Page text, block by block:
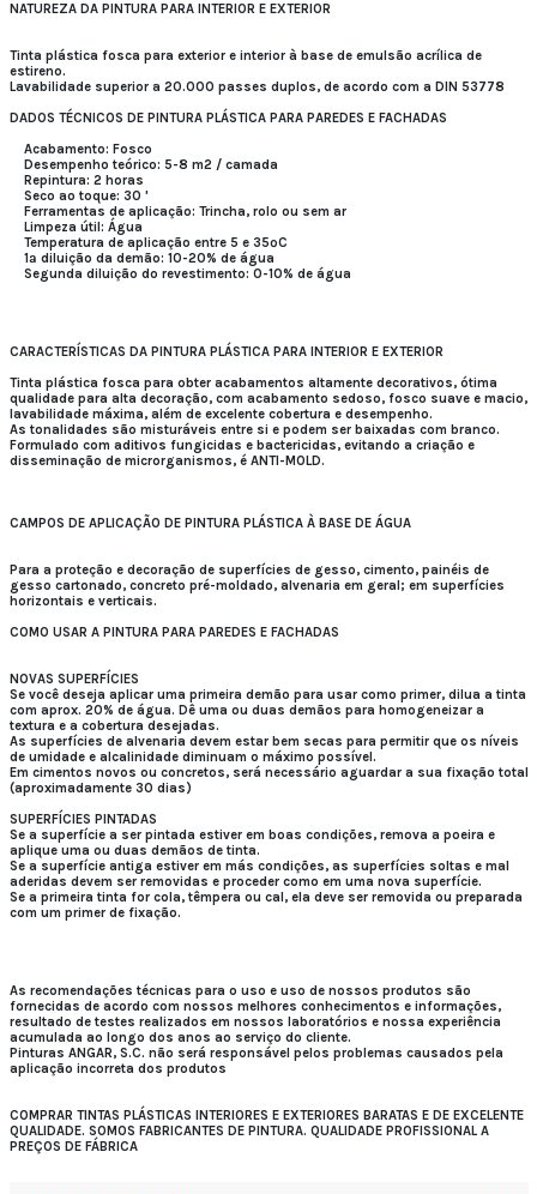
NATUREZA DA PINTURA PARA INTERIOR E EXTERIOR
Tinta plástica fosca para exterior e interior à base de emulsão acrílica de
estireno.
Lavabilidade superior a 20.000 passes duplos, de acordo com a DIN 53778
DADOS TÉCNICOS DE PINTURA PLÁSTICA PARA PAREDES E FACHADAS
Acabamento: Fosco
Desempenho teórico: 5-8 m2 / camada
Repintura: 2 horas
Seco ao toque: 30 '
Ferramentas de aplicação: Trincha, rolo ou sem ar
Limpeza útil: Água
Temperatura de aplicação entre 5 e 35ºC
1ª diluição da demão: 10-20% de água
Segunda diluição do revestimento: 0-10% de água
CARACTERÍSTICAS DA PINTURA PLÁSTICA PARA INTERIOR E EXTERIOR
Tinta plástica fosca para obter acabamentos altamente decorativos, ótima
qualidade para alta decoração, com acabamento sedoso, fosco suave e macio,
lavabilidade máxima, além de excelente cobertura e desempenho.
As tonalidades são misturáveis ​​entre si e podem ser baixadas com branco.
Formulado com aditivos fungicidas e bactericidas, evitando a criação e
disseminação de microrganismos, é ANTI-MOLD.
CAMPOS DE APLICAÇÃO DE PINTURA PLÁSTICA À BASE DE ÁGUA
Para a proteção e decoração de superfícies de gesso, cimento, painéis de
gesso cartonado, concreto pré-moldado, alvenaria em geral; em superfícies
horizontais e verticais.
COMO USAR A PINTURA PARA PAREDES E FACHADAS
NOVAS SUPERFÍCIES
Se você deseja aplicar uma primeira demão para usar como primer, dilua a tinta
com aprox. 20% de água. Dê uma ou duas demãos para homogeneizar a
textura e a cobertura desejadas.
As superfícies de alvenaria devem estar bem secas para permitir que os níveis
de umidade e alcalinidade diminuam o máximo possível.
Em cimentos novos ou concretos, será necessário aguardar a sua fixação total
(aproximadamente 30 dias)
SUPERFÍCIES PINTADAS
Se a superfície a ser pintada estiver em boas condições, remova a poeira e
aplique uma ou duas demãos de tinta.
Se a superfície antiga estiver em más condições, as superfícies soltas e mal
aderidas devem ser removidas e proceder como em uma nova superfície.
Se a primeira tinta for cola, têmpera ou cal, ela deve ser removida ou preparada
com um primer de fixação.
As recomendações técnicas para o uso e uso de nossos produtos são
fornecidas de acordo com nossos melhores conhecimentos e informações,
resultado de testes realizados em nossos laboratórios e nossa experiência
acumulada ao longo dos anos ao serviço do cliente.
Pinturas ANGAR, S.C. não será responsável pelos problemas causados ​​pela
aplicação incorreta dos produtos
COMPRAR TINTAS PLÁSTICAS INTERIORES E EXTERIORES BARATAS E DE EXCELENTE
QUALIDADE. SOMOS FABRICANTES DE PINTURA. QUALIDADE PROFISSIONAL A
PREÇOS DE FÁBRICA